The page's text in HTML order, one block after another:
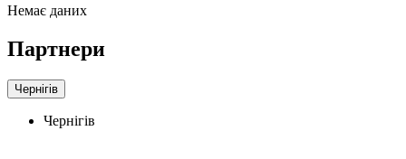
Немає даних
Партнери
Чернігів
Чернігів